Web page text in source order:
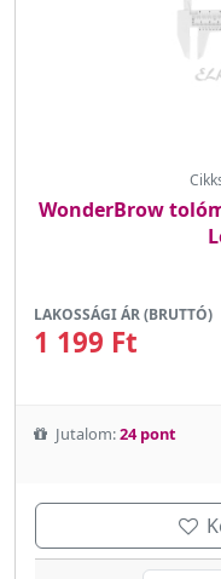
WonderBrow
LAKOSSÁGI ÁR (BRUTTÓ)
1 199 Ft
Jutalom:24 pont